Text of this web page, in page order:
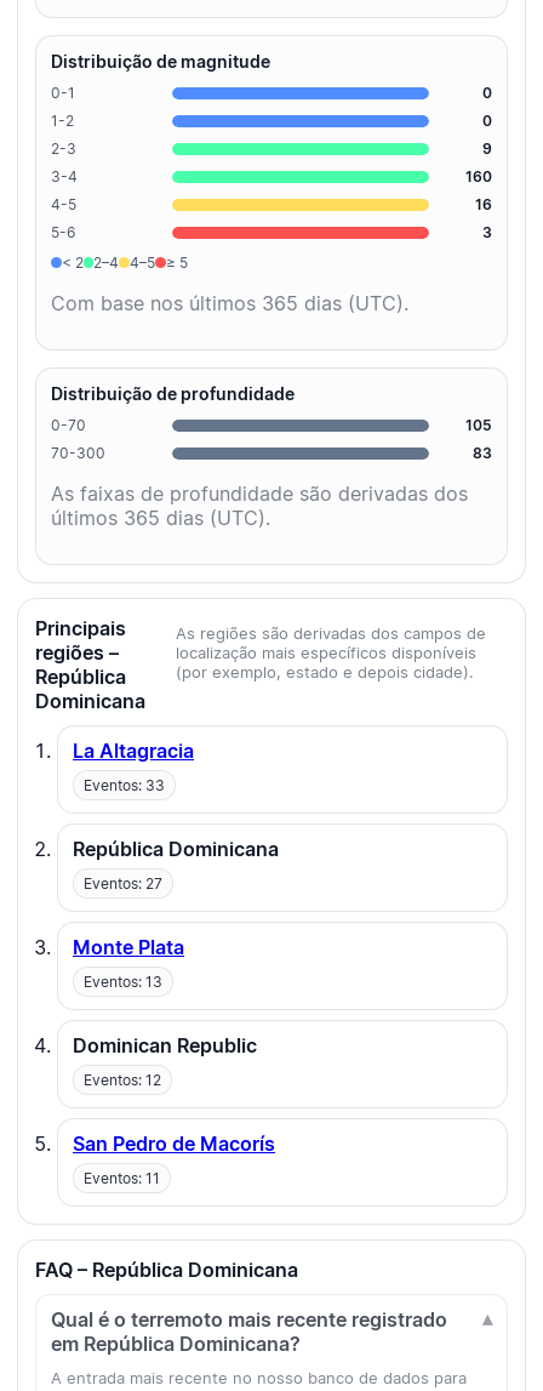
Distribuição de magnitude
0-1
0
1-2
0
2-3
9
3-4
160
4-5
16
5-6
3
< 2
2–4 4–5 ≥ 5
Com base nos últimos 365 dias (UTC).
Distribuição de profundidade
0-70
105
70-300
83
As faixas de profundidade são derivadas dos
últimos 365 dias (UTC).
Principais
regiões –
República
Dominicana
As regiões são derivadas dos campos de
localização mais específicos disponíveis
(por exemplo, estado e depois cidade).
La Altagracia
Eventos: 33
República Dominicana
Eventos: 27
Monte Plata
Eventos: 13
Dominican Republic
Eventos: 12
San Pedro de Macorís
Eventos: 11
FAQ – República Dominicana
Qual é o terremoto mais recente registrado
em República Dominicana?
A entrada mais recente no nosso banco de dados para